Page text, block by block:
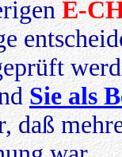
E-
Sie als
daß